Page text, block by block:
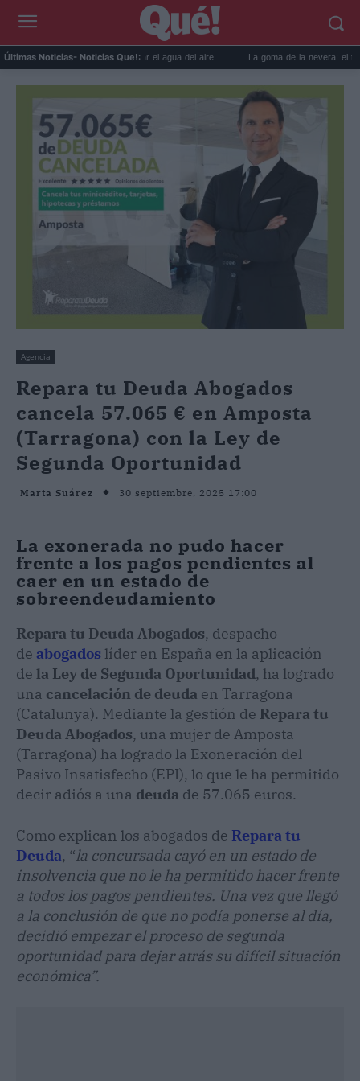
Últimas Noticias- Noticias Que!:
prácticos para reutilizar el agua del aire ... La goma de la nevera: el truco del
Agencia
Repara tu Deuda Abogados
cancela 57.065 € en Amposta
(Tarragona) con la Ley de
Segunda Oportunidad
Marta Suárez 30 septiembre, 2025 17:00
La exonerada no pudo hacer
frente a los pagos pendientes al
caer en un estado de
sobreendeudamiento
Repara tu Deuda Abogados, despacho
de abogados líder en España en la aplicación
de la Ley de Segunda Oportunidad, ha logrado
una cancelación de deuda en Tarragona
(Catalunya). Mediante la gestión de Repara tu
Deuda Abogados, una mujer de Amposta
(Tarragona) ha logrado la Exoneración del
Pasivo Insatisfecho (EPI), lo que le ha permitido
decir adiós a una deuda de 57.065 euros.
Como explican los abogados de Repara tu
Deuda, “la concursada cayó en un estado de
insolvencia que no le ha permitido hacer frente
a todos los pagos pendientes. Una vez que llegó
a la conclusión de que no podía ponerse al día,
decidió empezar el proceso de segunda
oportunidad para dejar atrás su difícil situación
económica”.